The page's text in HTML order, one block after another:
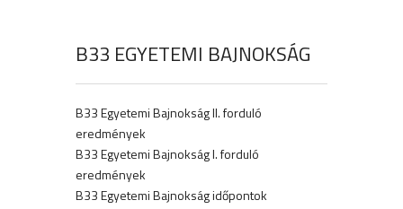
B33 EGYETEMI BAJNOKSÁG
B33 Egyetemi Bajnokság II. forduló
eredmények
B33 Egyetemi Bajnokság I. forduló
eredmények
B33 Egyetemi Bajnokság időpontok